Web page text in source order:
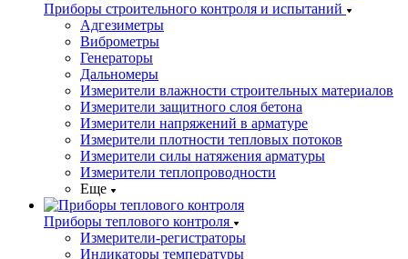
Приборы строительного контроля и испытаний
Адгезиметры
Виброметры
Генераторы
Дальномеры
Измерители влажности строительных материалов
Измерители защитного слоя бетона
Измерители напряжений в арматуре
Измерители плотности тепловых потоков
Измерители силы натяжения арматуры
Измерители теплопроводности
Еще
Приборы теплового контроля
Измерители-регистраторы
Индикаторы температуры